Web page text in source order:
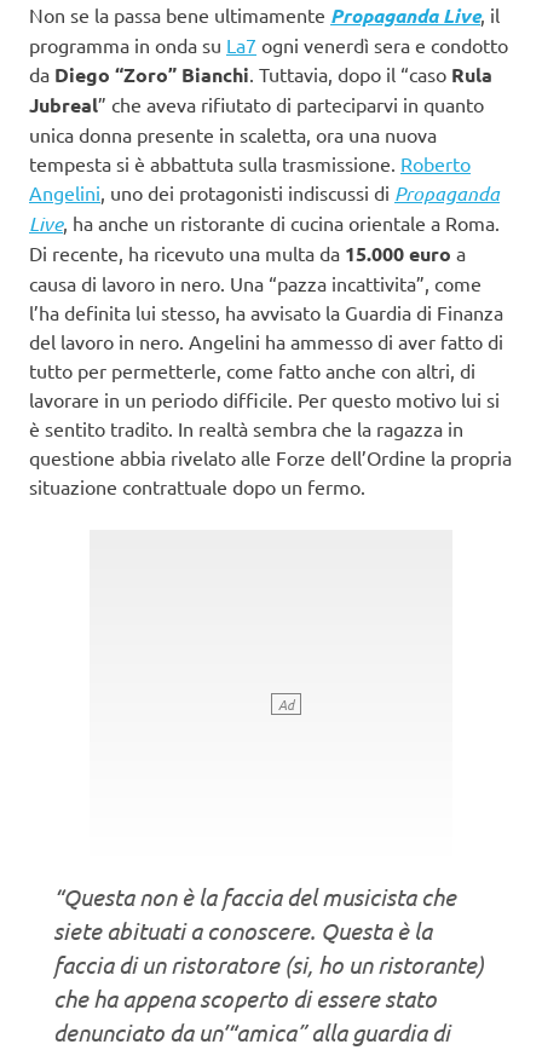
Non se la passa bene ultimamente Propaganda Live, il
programma in onda su La7 ogni venerdì sera e condotto
da Diego “Zoro” Bianchi . Tuttavia, dopo il “caso Rula
Jubreal” che aveva rifiutato di parteciparvi in quanto
unica donna presente in scaletta, ora una nuova
tempesta si è abbattuta sulla trasmissione. Roberto
Angelini , uno dei protagonisti indiscussi di Propaganda
Live, ha anche un ristorante di cucina orientale a Roma.
Di recente, ha ricevuto una multa da 15.000 euro a
causa di lavoro in nero. Una “pazza incattivita”, come
l’ha definita lui stesso, ha avvisato la Guardia di Finanza
del lavoro in nero. Angelini ha ammesso di aver fatto di
tutto per permetterle, come fatto anche con altri, di
lavorare in un periodo difficile. Per questo motivo lui si
è sentito tradito. In realtà sembra che la ragazza in
questione abbia rivelato alle Forze dell’Ordine la propria
situazione contrattuale dopo un fermo.
“Questa non è la faccia del musicista che
siete abituati a conoscere. Questa è la
faccia di un ristoratore (si, ho un ristorante)
che ha appena scoperto di essere stato
denunciato da un’“amica” alla guardia di